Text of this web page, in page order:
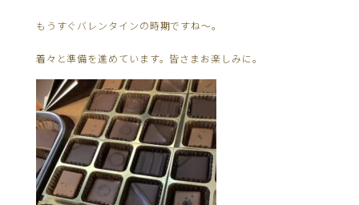
もうすぐバレンタインの時期ですね〜。
着々と準備を進めています。皆さまお楽しみに。